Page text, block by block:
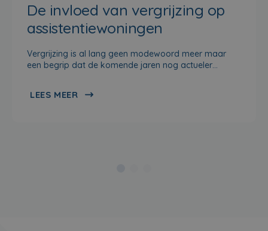
De invloed van vergrijzing op
assistentiewoningen
Vergrijzing is al lang geen modewoord meer maar
een begrip dat de komende jaren nog actueler…
LEES MEER